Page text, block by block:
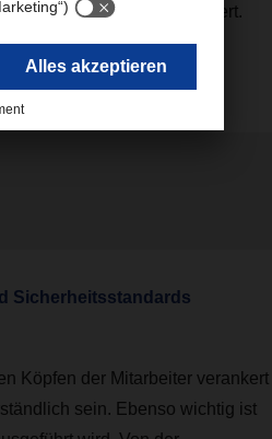
und Qualität zertifiziert.
stets an die gesetzlichen
Sicherheitsstandards
Köpfen der Mitarbeiter verankert
sein. Ebenso wichtig ist